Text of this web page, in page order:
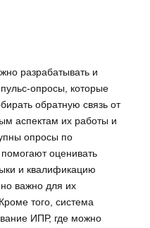
разрабатывать и
опросы, которые
обратную связь от
аспектам их работы и
опросы по
оценивать
и квалификацию
важно для их
того, система
ИПР, где можно